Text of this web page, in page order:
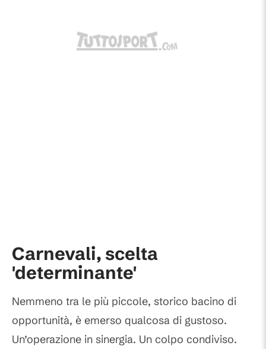
Carnevali, scelta
'determinante'
Nemmeno tra le più piccole, storico bacino di
opportunità, è emerso qualcosa di gustoso.
Un’operazione in sinergia. Un colpo condiviso.